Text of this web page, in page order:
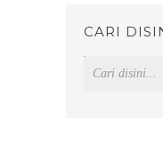
CARI